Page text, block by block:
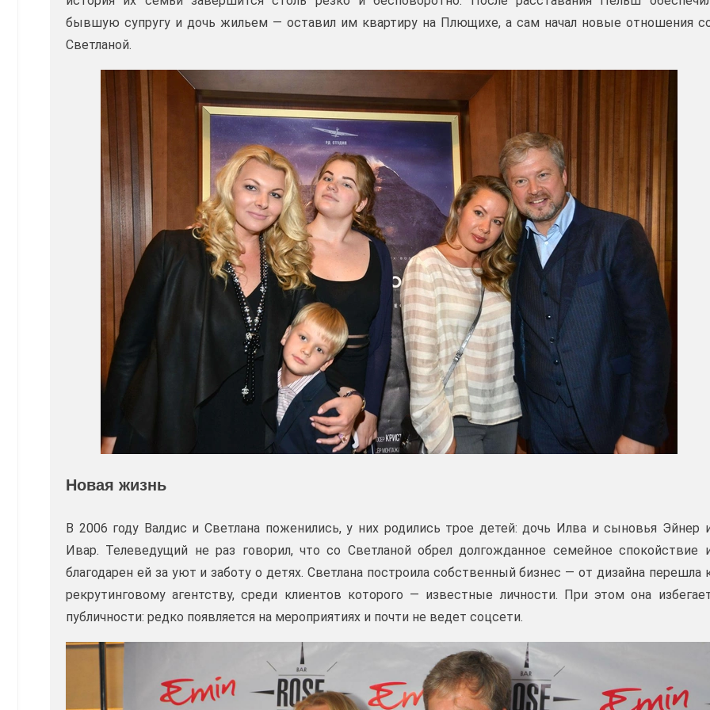
бывшую супругу и дочь жильем — оставил им квартиру на Плющихе, а сам начал новые отношения
Светланой.
Новая жизнь
В 2006 году Валдис и Светлана поженились, у них родились трое детей: дочь Илва и сыновья Эйнер
Ивар. Телеведущий не раз говорил, что со Светланой обрел долгожданное семейное спокойствие
благодарен ей за уют и заботу о детях. Светлана построила собственный бизнес — от дизайна перешла
рекрутинговому агентству, среди клиентов которого — известные личности. При этом она
публичности: редко появляется на мероприятиях и почти не ведет соцсети.